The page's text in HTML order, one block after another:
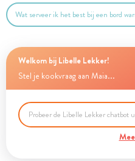
Wat serveer ik het best bij een bord
Welkom bij Libelle Lekker!
Stel je kookvraag aan Maia...